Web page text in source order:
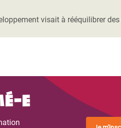
visait à rééquilibrer
e